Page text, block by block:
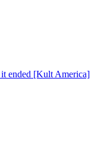
ended [Kult America]